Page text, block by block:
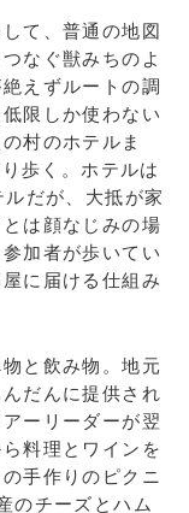
て、普通の地図
なぐ獣みちのよ
えずルートの調
限しか使わない
村のホテルま
歩く。ホテルは
だが、大抵が家
は顔なじみの場
加者が歩いてい
に届ける仕組み
と飲み物。地元
だんに提供され
ーリーダーが翌
料理とワインを
手作りのピクニ
のチーズとハム